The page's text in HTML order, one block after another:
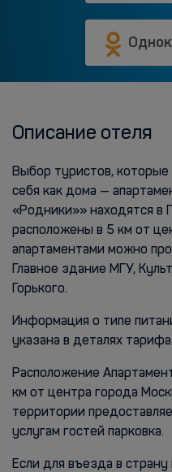
Описание отеля
Выбор туристов, которые
себя как дома —
«Родники»» находятся в
расположены в 5 км от
апартаментами можно
Главное здание МГУ,
Горького.
Информация о типе
указана в деталях тарифа.
Расположение
км от центра города
территории
услугам гостей парковка.
Если для въезда в